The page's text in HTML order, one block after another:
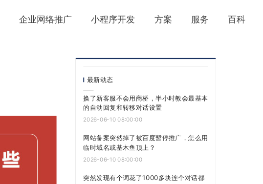
企业网络推广 小程序开发 方案 服务 百科
最新动态
换了新客服不会用商桥，半小时教会最基本
的自动回复和转移对话设置
2026-06-10 08:00:00
网站备案突然掉了被百度暂停推广，怎么用
临时域名或基木鱼顶上？
2026-06-10 08:00:00
突然发现有个词花了1000多块连个对话都